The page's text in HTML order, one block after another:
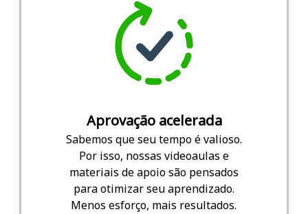
Aprovação acelerada
Sabemos que seu tempo é valioso.
Por isso, nossas videoaulas e
materiais de apoio são pensados
para otimizar seu aprendizado.
Menos esforço, mais resultados.